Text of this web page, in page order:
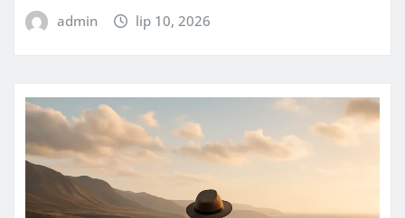
admin lip 10, 2026